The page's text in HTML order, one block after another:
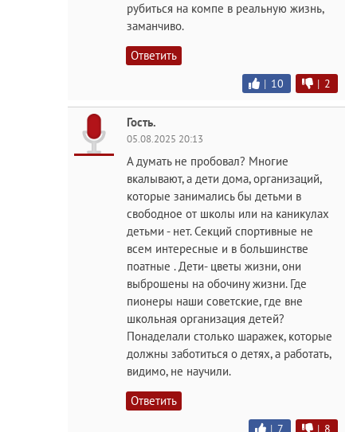
рубиться на компе в реальную жизнь,
заманчиво.
Ответить
| 10 | 2
Гость.
05.08.2025 20:13
А думать не пробовал? Многие
вкалывают, а дети дома, организаций,
которые занимались бы детьми в
свободное от школы или на каникулах
детьми - нет. Секций спортивные не
всем интересные и в большинстве
поатные . Дети- цветы жизни, они
выброшены на обочину жизни. Где
пионеры наши советские, где вне
школьная организация детей?
Понаделали столько шаражек, которые
должны заботиться о детях, а работать,
видимо, не научили.
Ответить
| 7 | 8